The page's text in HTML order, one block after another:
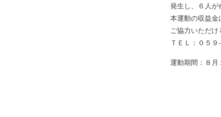
発生し、６人
本運動の収益
ご協力いただ
ＴＥＬ：０５
運動期間：８